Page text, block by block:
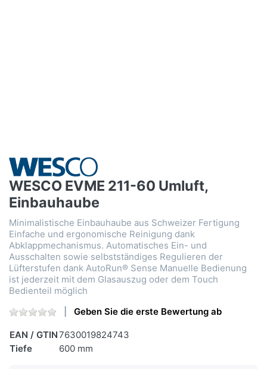
WESCO EVME 211-60 Umluft,
Einbauhaube
Minimalistische Einbauhaube aus Schweizer Fertigung
Einfache und ergonomische Reinigung dank
Abklappmechanismus. Automatisches Ein- und
Ausschalten sowie selbstständiges Regulieren der
Lüfterstufen dank AutoRun® Sense Manuelle Bedienung
ist jederzeit mit dem Glasauszug oder dem Touch
Bedienteil möglich
Geben Sie die erste Bewertung ab
EAN / GTIN7630019824743
Tiefe
600 mm